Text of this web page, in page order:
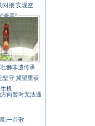
对接 实现空
牵手”
狮非遗传承
坚守 冀望重获
生机
向暂时无法通
一首歌